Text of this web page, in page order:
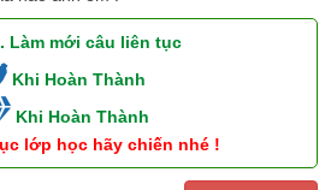
. Làm mới câu liên tục
Khi Hoàn Thành
Khi Hoàn Thành
lớp học hãy chiến nhé !